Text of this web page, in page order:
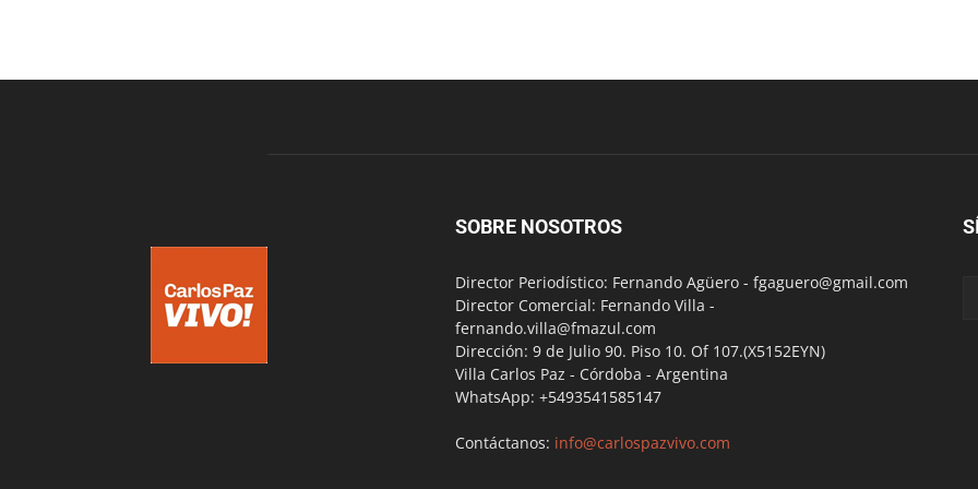
SOBRE NOSOTROS
Director Periodístico: Fernando Agüero - fgaguero@gmail.com
Director Comercial: Fernando Villa -
fernando.villa@fmazul.com
Dirección: 9 de Julio 90. Piso 10. Of 107.(X5152EYN)
Villa Carlos Paz - Córdoba - Argentina
WhatsApp: +5493541585147
Contáctanos: info@carlospazvivo.com